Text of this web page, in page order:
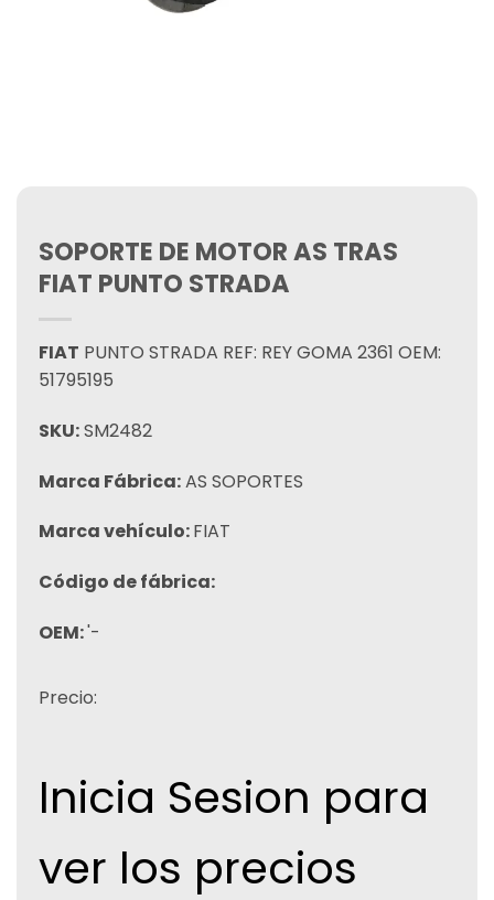
SOPORTE DE MOTOR AS TRAS
FIAT PUNTO STRADA
FIAT PUNTO STRADA REF: REY GOMA 2361 OEM:
51795195
SKU:SM2482
Marca Fábrica:AS SOPORTES
Marca vehículo:FIAT
Código de fábrica:
OEM:'-
Precio:
Inicia Sesion para
ver los precios